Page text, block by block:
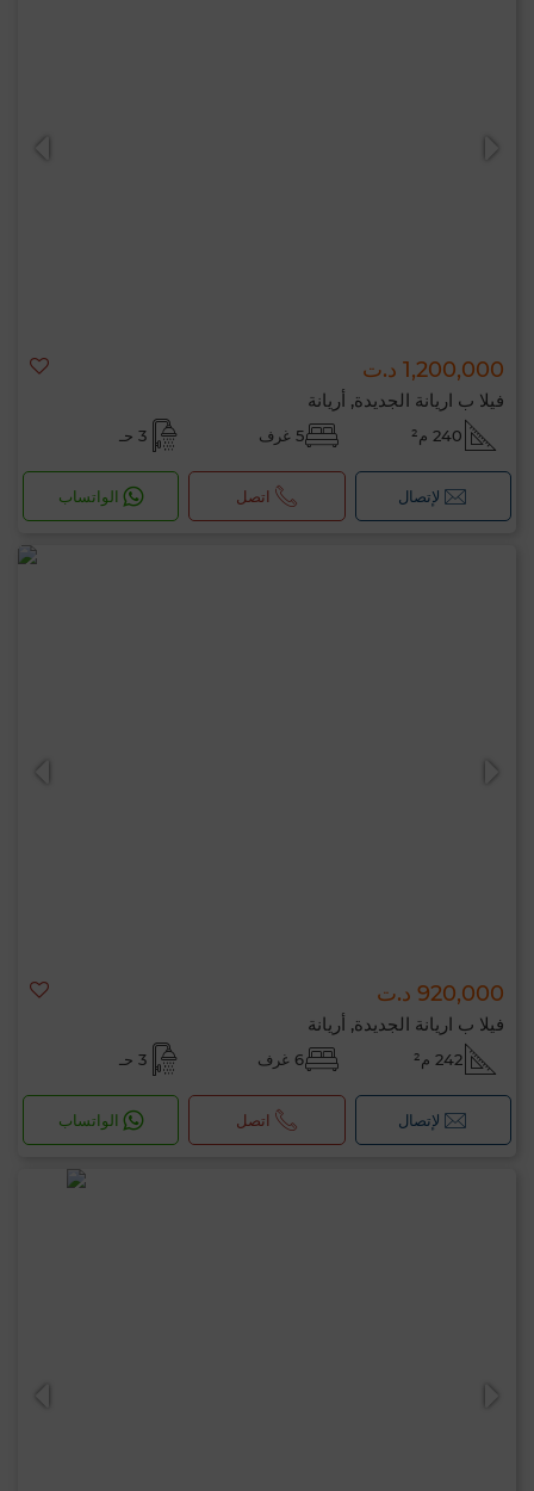
1,200,000 د.ت
فيلا ب اريانة الجديدة, أريانة
240 م² 5 غرف 3 حـ
لإتصال اتصل الواتساب
920,000 د.ت
فيلا ب اريانة الجديدة, أريانة
242 م² 6 غرف 3 حـ
لإتصال اتصل الواتساب